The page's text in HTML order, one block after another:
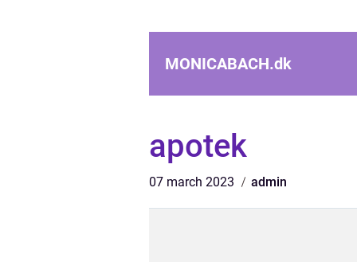
MONICABACH.dk
apotek
07 march 2023 admin